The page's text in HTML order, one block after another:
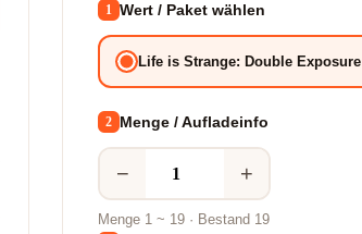
1 Wert / Paket wählen
Life is Strange: Double Exposure
2 Menge / Aufladeinfo
− +
Menge 1 ~ 19 · Bestand 19